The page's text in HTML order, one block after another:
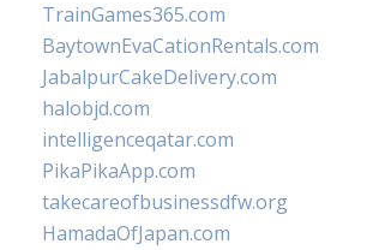
TrainGames365.com
BaytownEvaCationRentals.com
JabalpurCakeDelivery.com
halobjd.com
intelligenceqatar.com
PikaPikaApp.com
takecareofbusinessdfw.org
HamadaOfJapan.com